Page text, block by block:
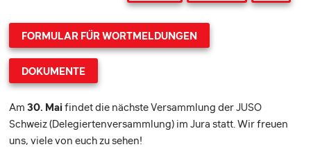
FORMULAR FÜR WORTMELDUNGEN
DOKUMENTE
Am 30. Mai findet die nächste Versammlung der JUSO
Schweiz (Delegiertenversammlung) im Jura statt. Wir freuen
uns, viele von euch zu sehen!